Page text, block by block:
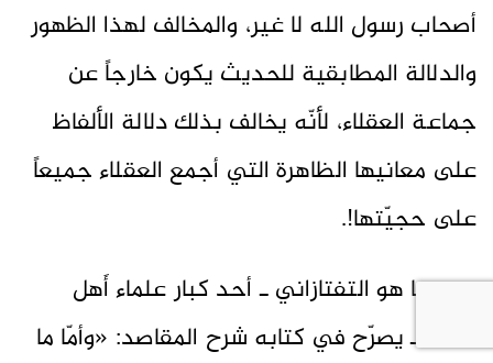
أصحاب رسول الله لا غير، والمخالف لهذا الظهور
والدلالة المطابقية للحديث يكون خارجاً عن
جماعة العقلاء، لأنّه يخالف بذلك دلالة الألفاظ
على معانيها الظاهرة التي أجمع العقلاء جميعاً
على حجيّتها!.
وها هو التفتازاني ـ أحد كبار علماء أَهل
السنّةـ يصرّح في كتابه شرح المقاصد: «وأمّا ما